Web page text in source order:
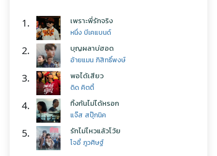
1. เพราะพี่รักจริง
หนึ่ง บีเคแบนด์
2. บุญผลาบ่ฮอด
อ้ายแมน ภิสิทธิ์พงษ์
3. พอได้เสียว
ดิด คิตตี้
4. ทิ้งกันไม่ได้หรอก
แจ๊ส สปุ๊กนิค
5. รักไม่ไหวแล้วโว้ย
โจอี้ ภูวศิษฐ์